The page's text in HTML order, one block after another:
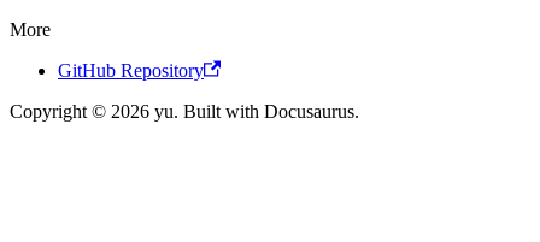
More
GitHub Repository
Copyright © 2026 yu. Built with Docusaurus.